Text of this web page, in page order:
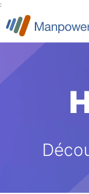
: